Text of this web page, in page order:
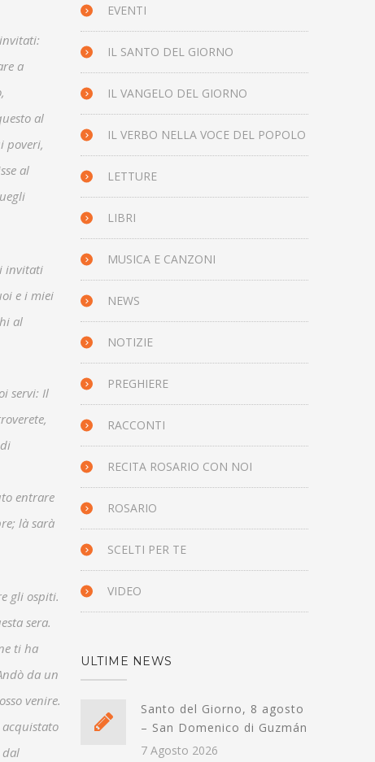
a
al
poveri,
al
invitati
e i miei
al
servi: Il
entrare
là sarà
gli ospiti.
sera.
ti ha
da un
venire.
acquistato
dal
EVENTI
IL SANTO DEL GIORNO
IL VANGELO DEL GIORNO
IL VERBO NELLA VOCE DEL POPOLO
LETTURE
LIBRI
MUSICA E CANZONI
NEWS
NOTIZIE
PREGHIERE
RACCONTI
RECITA ROSARIO CON NOI
ROSARIO
SCELTI PER TE
VIDEO
ULTIME NEWS
Santo del Giorno, 8 agosto
– San Domenico di Guzmán
7 Agosto 2026